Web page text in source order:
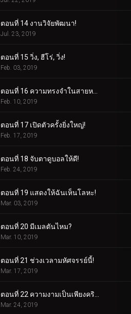
ตอนที่ 14 งานวิจัยพัฒนา!
Jul. 23, 2019
ตอนที่ 15 วิ่ง, ฮีโร่, วิ่ง!
Feb. 03, 2019
Feb. 10, 2019
ตอนที่ 17 เปิดตัวครั้งยิ่งใหญ่!
Feb. 17, 2019
ตอนที่ 18 จับตาดูบอลให้ดี!
Feb. 24, 2019
ตอนที่ 19 แสดงให้ฉันเห็นโลหะ!
Mar. 03, 2019
ตอนที่ 20 มีเมลตันไหม?
Mar. 10, 2019
ตอนที่ 21 ช่วงเวลามหัศจรรย์นี้!
Mar. 17, 2019
Mar. 24, 2019